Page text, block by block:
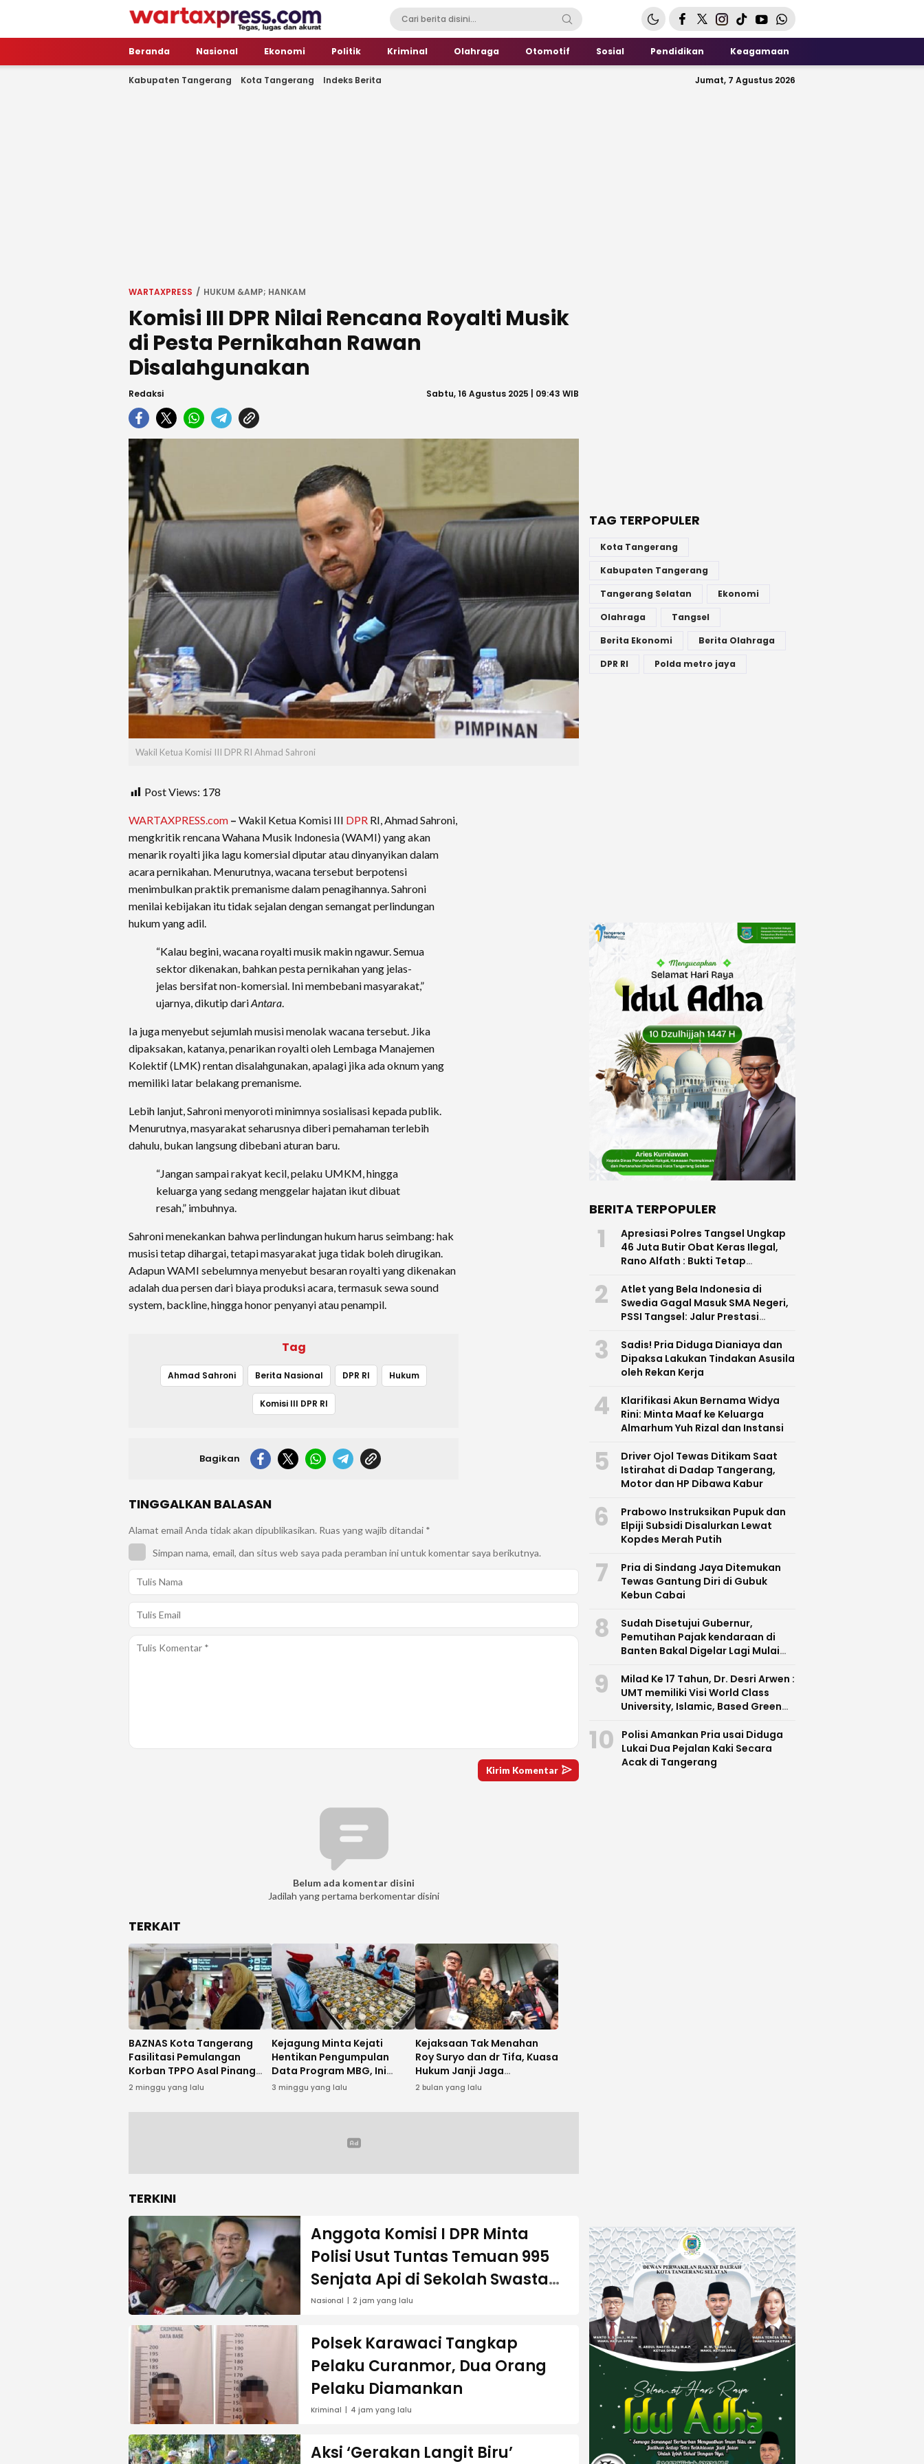
WartaXpress
Tegas, Lugas dan Akurat
Beranda Nasional Ekonomi Politik Kriminal Olahraga Otomotif Sosial Pendidikan Keagamaan
Kabupaten Tangerang Kota Tangerang Indeks Berita Jumat, 7 Agustus 2026
WARTAXPRESS HUKUM &AMP; HANKAM
Komisi III DPR Nilai Rencana Royalti Musik
di Pesta Pernikahan Rawan
Disalahgunakan
Redaksi Sabtu, 16 Agustus 2025 | 09:43 WIB
Wakil Ketua Komisi III DPR RI Ahmad Sahroni
Post Views: 178
WARTAXPRESS.com – Wakil Ketua Komisi III DPR RI, Ahmad Sahroni,
mengkritik rencana Wahana Musik Indonesia (WAMI) yang akan
menarik royalti jika lagu komersial diputar atau dinyanyikan dalam
acara pernikahan. Menurutnya, wacana tersebut berpotensi
menimbulkan praktik premanisme dalam penagihannya. Sahroni
menilai kebijakan itu tidak sejalan dengan semangat perlindungan
hukum yang adil.
“Kalau begini, wacana royalti musik makin ngawur. Semua
sektor dikenakan, bahkan pesta pernikahan yang jelas-
jelas bersifat non-komersial. Ini membebani masyarakat,”
ujarnya, dikutip dariAntara
Ia juga menyebut sejumlah musisi menolak wacana tersebut. Jika
dipaksakan, katanya, penarikan royalti oleh Lembaga Manajemen
Kolektif (LMK) rentan disalahgunakan, apalagi jika ada oknum yang
memiliki latar belakang premanisme.
Lebih lanjut, Sahroni menyoroti minimnya sosialisasi kepada publik.
Menurutnya, masyarakat seharusnya diberi pemahaman terlebih
dahulu, bukan langsung dibebani aturan baru.
“Jangan sampai rakyat kecil, pelaku UMKM, hingga
keluarga yang sedang menggelar hajatan ikut dibuat
resah,” imbuhnya.
Sahroni menekankan bahwa perlindungan hukum harus seimbang: hak
musisi tetap dihargai, tetapi masyarakat juga tidak boleh dirugikan.
Adapun WAMI sebelumnya menyebut besaran royalti yang dikenakan
adalah dua persen dari biaya produksi acara, termasuk sewa sound
system, backline, hingga honor penyanyi atau penampil.
Tag
Ahmad Sahroni Berita Nasional DPR RI Hukum
Komisi III DPR RI
Bagikan
TINGGALKAN BALASAN
Alamat email Anda tidak akan dipublikasikan. Ruas yang wajib ditandai *
Simpan nama, email, dan situs web saya pada peramban ini untuk komentar saya berikutnya.
Belum ada komentar disini
Jadilah yang pertama berkomentar disini
TERKAIT
BAZNAS Kota Tangerang
Fasilitasi Pemulangan
Korban TPPO Asal Pinang
dari Kamboja
2 minggu yang lalu
Kejagung Minta Kejati
Hentikan Pengumpulan
Data Program MBG, Ini
Alasannya
3 minggu yang lalu
Kejaksaan Tak Menahan
Roy Suryo dan dr Tifa, Kuasa
Hukum Janji Jaga
Kondusifitas Jelang Sidang
2 bulan yang lalu
TERKINI
Anggota Komisi I DPR Minta
Polisi Usut Tuntas Temuan 995
Senjata Api di Sekolah Swasta
Jaksel
Nasional 2 jam yang lalu
Polsek Karawaci Tangkap
Pelaku Curanmor, Dua Orang
Pelaku Diamankan
Kriminal 4 jam yang lalu
Aksi ‘Gerakan Langit Biru’
TAG TERPOPULER
Kota Tangerang
Kabupaten Tangerang
Tangerang Selatan
Ekonomi
Olahraga
Tangsel
Berita Ekonomi
Berita Olahraga
DPR RI
Polda metro jaya
BERITA TERPOPULER
1
Apresiasi Polres Tangsel Ungkap
46 Juta Butir Obat Keras Ilegal,
Rano Alfath : Bukti Tetap
2
Atlet yang Bela Indonesia di
Swedia Gagal Masuk SMA Negeri,
PSSI Tangsel: Jalur Prestasi
3
Sadis! Pria Diduga Dianiaya dan
Dipaksa Lakukan Tindakan Asusila
oleh Rekan Kerja
4
Klarifikasi Akun Bernama Widya
Rini: Minta Maaf ke Keluarga
Almarhum Yuh Rizal dan Instansi
5
Driver Ojol Tewas Ditikam Saat
Istirahat di Dadap Tangerang,
Motor dan HP Dibawa Kabur
6
Prabowo Instruksikan Pupuk dan
Elpiji Subsidi Disalurkan Lewat
Kopdes Merah Putih
7
Pria di Sindang Jaya Ditemukan
Tewas Gantung Diri di Gubuk
Kebun Cabai
8
Sudah Disetujui Gubernur,
Pemutihan Pajak kendaraan di
Banten Bakal Digelar Lagi Mulai
9
Milad Ke 17 Tahun, Dr. Desri Arwen :
UMT memiliki Visi World Class
University, Islamic, Based Green
Unggul di Banten
10
Polisi Amankan Pria usai Diduga
Lukai Dua Pejalan Kaki Secara
Acak di Tangerang